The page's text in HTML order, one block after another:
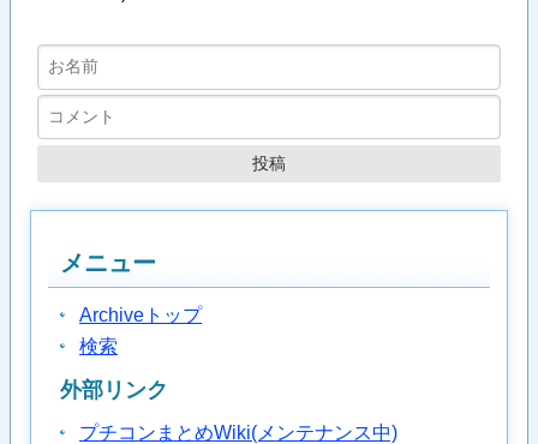
メニュー
Archiveトップ
検索
外部リンク
プチコンまとめWiki(メンテナンス中)